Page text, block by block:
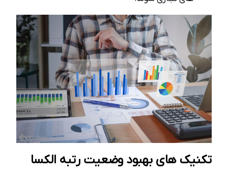
تکنیک های بهبود وضعیت رتبه الکسا